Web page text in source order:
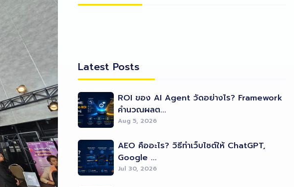
Latest Posts
ROI ของ AI Agent วัดอย่างไร? Framework
คำนวณผลต...
Aug 5, 2026
AEO คืออะไร? วิธีทำเว็บไซต์ให้ ChatGPT,
Google ...
Jul 30, 2026